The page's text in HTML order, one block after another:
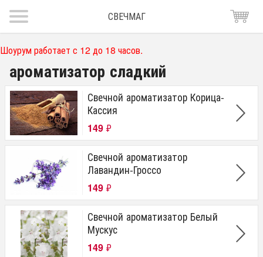
СВЕЧМАГ
Шоурум работает с 12 до 18 часов.
ароматизатор сладкий
Свечной ароматизатор Корица-
Кассия
149 ₽
Свечной ароматизатор
Лавандин-Гроссо
149 ₽
Свечной ароматизатор Белый
Мускус
149 ₽